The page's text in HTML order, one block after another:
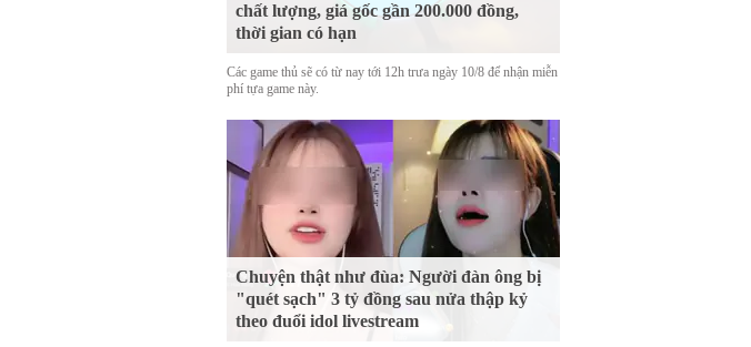
chất lượng, giá gốc gần 200.000 đồng,
thời gian có hạn
Các game thủ sẽ có từ nay tới 12h trưa ngày 10/8 để nhận miễn
phí tựa game này.
Chuyện thật như đùa: Người đàn ông bị
"quét sạch" 3 tỷ đồng sau nửa thập kỷ
theo đuổi idol livestream